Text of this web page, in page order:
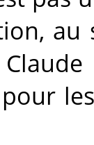
pour